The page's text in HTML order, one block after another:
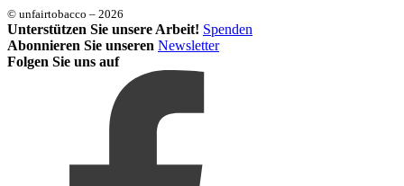
© unfairtobacco – 2026
Unterstützen Sie unsere Arbeit! Spenden
Abonnieren Sie unseren Newsletter
Folgen Sie uns auf